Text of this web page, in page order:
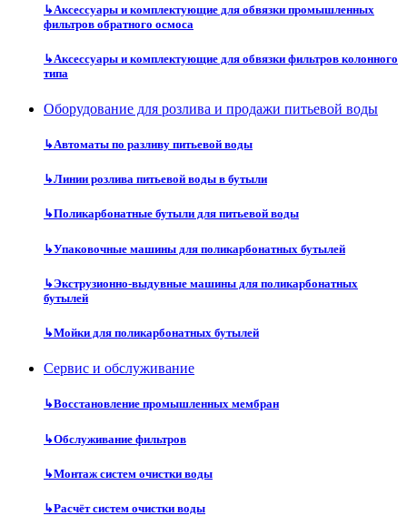
↳Аксессуары и комплектующие для обвязки промышленных
фильтров обратного осмоса
↳Аксессуары и комплектующие для обвязки фильтров колонного
типа
Оборудование для розлива и продажи питьевой воды
↳Автоматы по разливу питьевой воды
↳Линии розлива питьевой воды в бутыли
↳Поликарбонатные бутыли для питьевой воды
↳Упаковочные машины для поликарбонатных бутылей
↳Экструзионно-выдувные машины для поликарбонатных
бутылей
↳Мойки для поликарбонатных бутылей
Сервис и обслуживание
↳Восстановление промышленных мембран
↳Обслуживание фильтров
↳Монтаж систем очистки воды
↳Расчёт систем очистки воды